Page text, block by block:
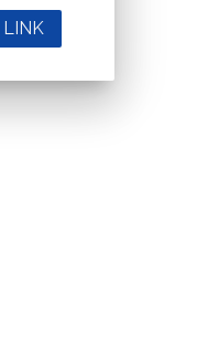
LINK